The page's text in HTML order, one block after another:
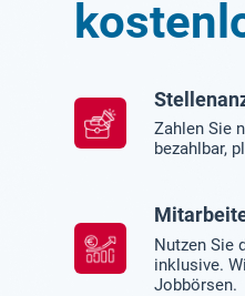
Zahlen Sie
bezahlbar,
Nutzen Sie
inklusive.
Jobbörsen.